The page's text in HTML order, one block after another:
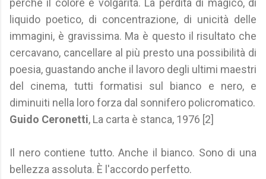
perché il colore è volgarità. La perdita di magico, di
liquido poetico, di concentrazione, di unicità delle
immagini, è gravissima. Ma è questo il risultato che
cercavano, cancellare al più presto una possibilità di
poesia, guastando anche il lavoro degli ultimi maestri
del cinema, tutti formatisi sul bianco e nero, e
diminuiti nella loro forza dal sonnifero policromatico.
Guido Ceronetti, La carta è stanca, 1976 [2]
Il nero contiene tutto. Anche il bianco. Sono di una
bellezza assoluta. È l'accordo perfetto.